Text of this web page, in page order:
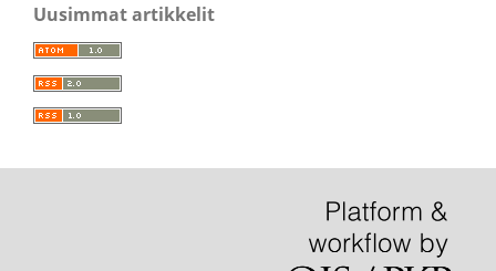
Uusimmat artikkelit